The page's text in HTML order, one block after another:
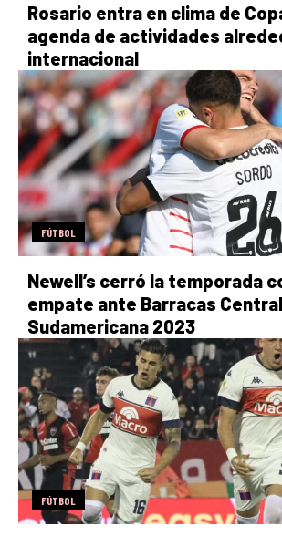
Rosario entra en clima de
agenda de actividades
internacional
FÚTBOL
Newell’s cerró la temporada
empate ante Barracas
Sudamericana 2023
FÚTBOL